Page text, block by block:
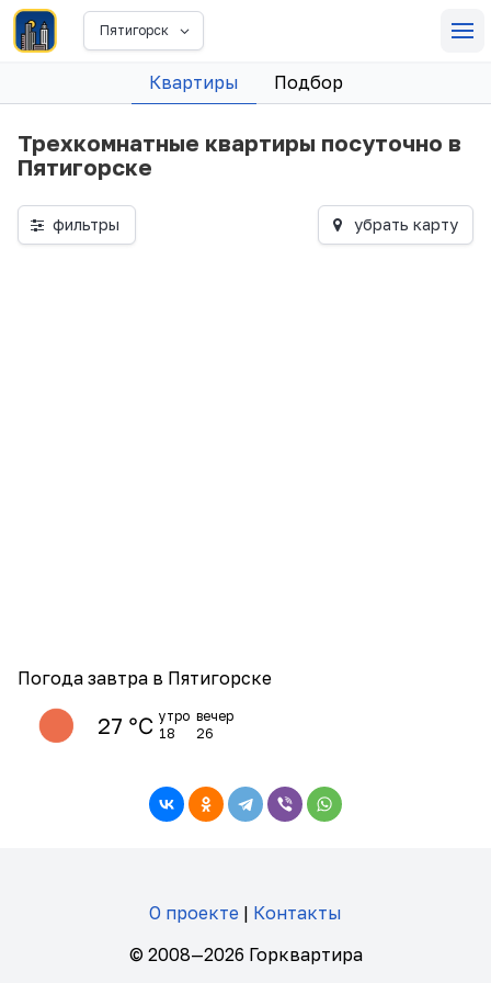
Пятигорск
Квартиры Подбор
Трехкомнатные квартиры посуточно в
Пятигорске
фильтры убрать карту
Погода завтра в Пятигорске
27 ℃ утро
18
вечер
26
О проекте | Контакты
© 2008—2026 Горквартира